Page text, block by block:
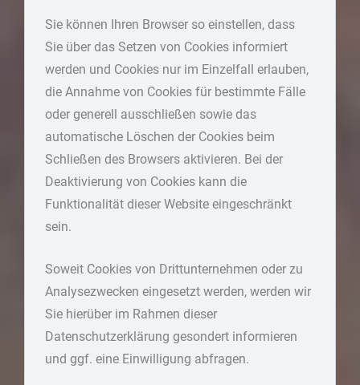
Sie können Ihren Browser so einstellen, dass
Sie über das Setzen von Cookies informiert
werden und Cookies nur im Einzelfall erlauben,
die Annahme von Cookies für bestimmte Fälle
oder generell ausschließen sowie das
automatische Löschen der Cookies beim
Schließen des Browsers aktivieren. Bei der
Deaktivierung von Cookies kann die
Funktionalität dieser Website eingeschränkt
sein.
Soweit Cookies von Drittunternehmen oder zu
Analysezwecken eingesetzt werden, werden wir
Sie hierüber im Rahmen dieser
Datenschutzerklärung gesondert informieren
und ggf. eine Einwilligung abfragen.